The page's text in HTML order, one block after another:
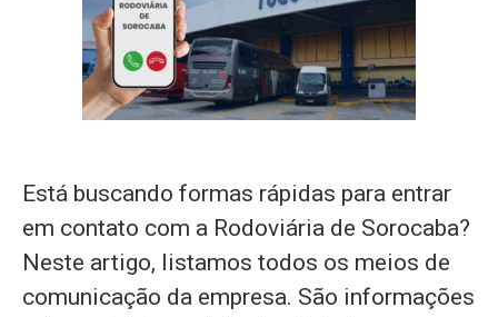
Está buscando formas rápidas para entrar
em contato com a Rodoviária de Sorocaba?
Neste artigo, listamos todos os meios de
comunicação da empresa. São informações